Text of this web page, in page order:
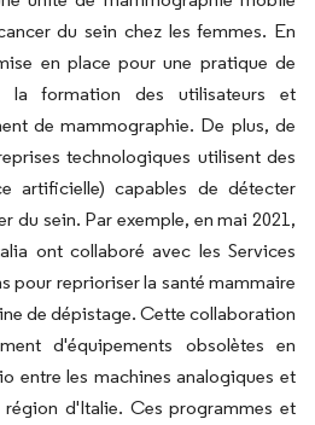
du sein chez les femmes. En
en place pour une pratique de
la formation des utilisateurs et
de mammographie. De plus, de
technologiques utilisent des
artificielle) capables de détecter
du sein. Par exemple, en mai 2021,
ont collaboré avec les Services
pour reprioriser la santé mammaire
de dépistage. Cette collaboration
d'équipements obsolètes en
entre les machines analogiques et
région d'Italie. Ces programmes et